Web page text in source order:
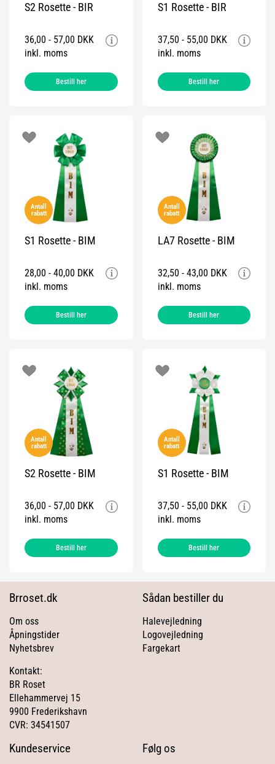
S2 Rosette - BIR
36,00 - 57,00 DKK
inkl. moms
Bestill her
S1 Rosette - BIR
37,50 - 55,00 DKK
inkl. moms
Bestill her
Antall
rabatt
S1 Rosette - BIM
28,00 - 40,00 DKK
inkl. moms
Bestill her
Antall
rabatt
LA7 Rosette - BIM
32,50 - 43,00 DKK
inkl. moms
Bestill her
Antall
rabatt
S2 Rosette - BIM
36,00 - 57,00 DKK
inkl. moms
Bestill her
Antall
rabatt
S1 Rosette - BIM
37,50 - 55,00 DKK
inkl. moms
Bestill her
Brroset.dk
Om oss
Åpningstider
Nyhetsbrev
Kontakt:
BR Roset
Ellehammervej 15
9900 Frederikshavn
CVR: 34541507
Sådan bestiller du
Halevejledning
Logovejledning
Fargekart
Kundeservice Følg os